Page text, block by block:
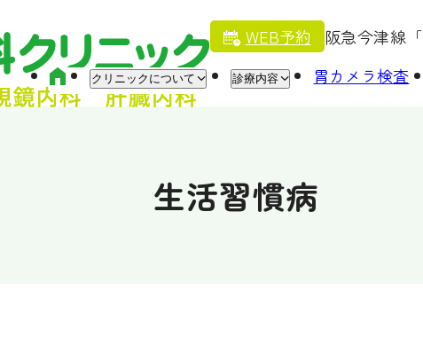
WEB予約 阪急今津線「
HOMEクリニックについて 診療内容 胃カメラ検査
生活習慣病